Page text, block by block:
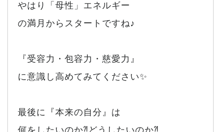
やはり「母性」エネルギー
の満月からスタートですね♪
『受容力・包容力・慈愛力』
に意識し高めてみてください✨
最後に『本来の自分』は
何をしたいのか⁈どうしたいのか⁈